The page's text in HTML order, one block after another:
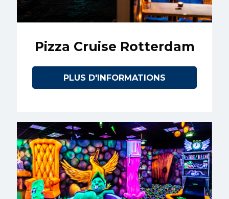
Pizza Cruise Rotterdam
PLUS D'INFORMATIONS